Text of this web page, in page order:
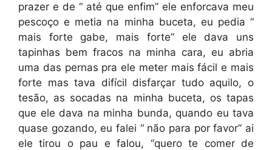
prazer e de “ até que enfim” ele enforcava meu
pescoço e metia na minha buceta, eu pedia “
mais forte gabe, mais forte” ele dava uns
tapinhas bem fracos na minha cara, eu abria
uma das pernas pra ele meter mais fácil e mais
forte mas tava difícil disfarçar tudo aquilo, o
tesão, as socadas na minha buceta, os tapas
que ele dava na minha bunda, quando eu tava
quase gozando, eu falei “ não para por favor” ai
ele tirou o pau e falou, “quero te comer de